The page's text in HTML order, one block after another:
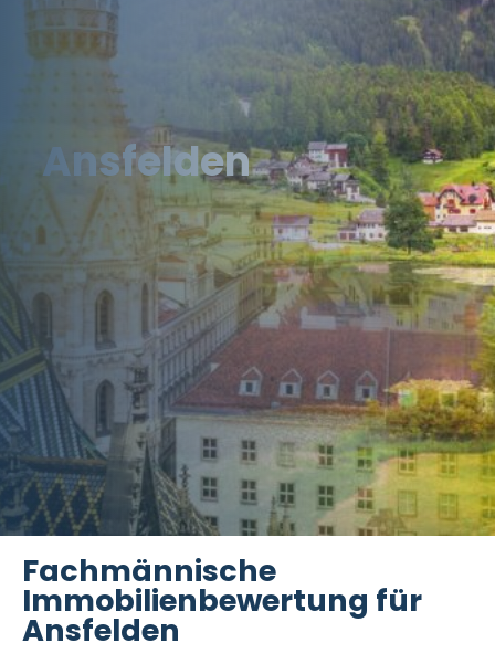
Ansfelden
Fachmännische
Immobilienbewertung für
Ansfelden